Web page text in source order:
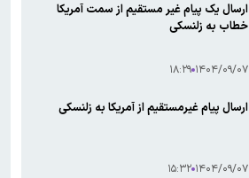
ارسال یک پیام غیر مستقیم از سمت آمریکا
خطاب به زلنسکی
۱۴۰۴/۰۹/۰۷ ۱۸:۲۹
ارسال پیام غیرمستقیم از آمریکا به زلنسکی
۱۴۰۴/۰۹/۰۷ ۱۵:۳۲